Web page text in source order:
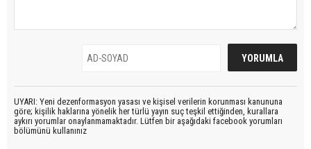
UYARI: Yeni dezenformasyon yasası ve kişisel verilerin korunması kanununa
göre; kişilik haklarına yönelik her türlü yayın suç teşkil ettiğinden, kurallara
aykırı yorumlar onaylanmamaktadır. Lütfen bir aşağıdaki facebook yorumları
bölümünü kullanınız